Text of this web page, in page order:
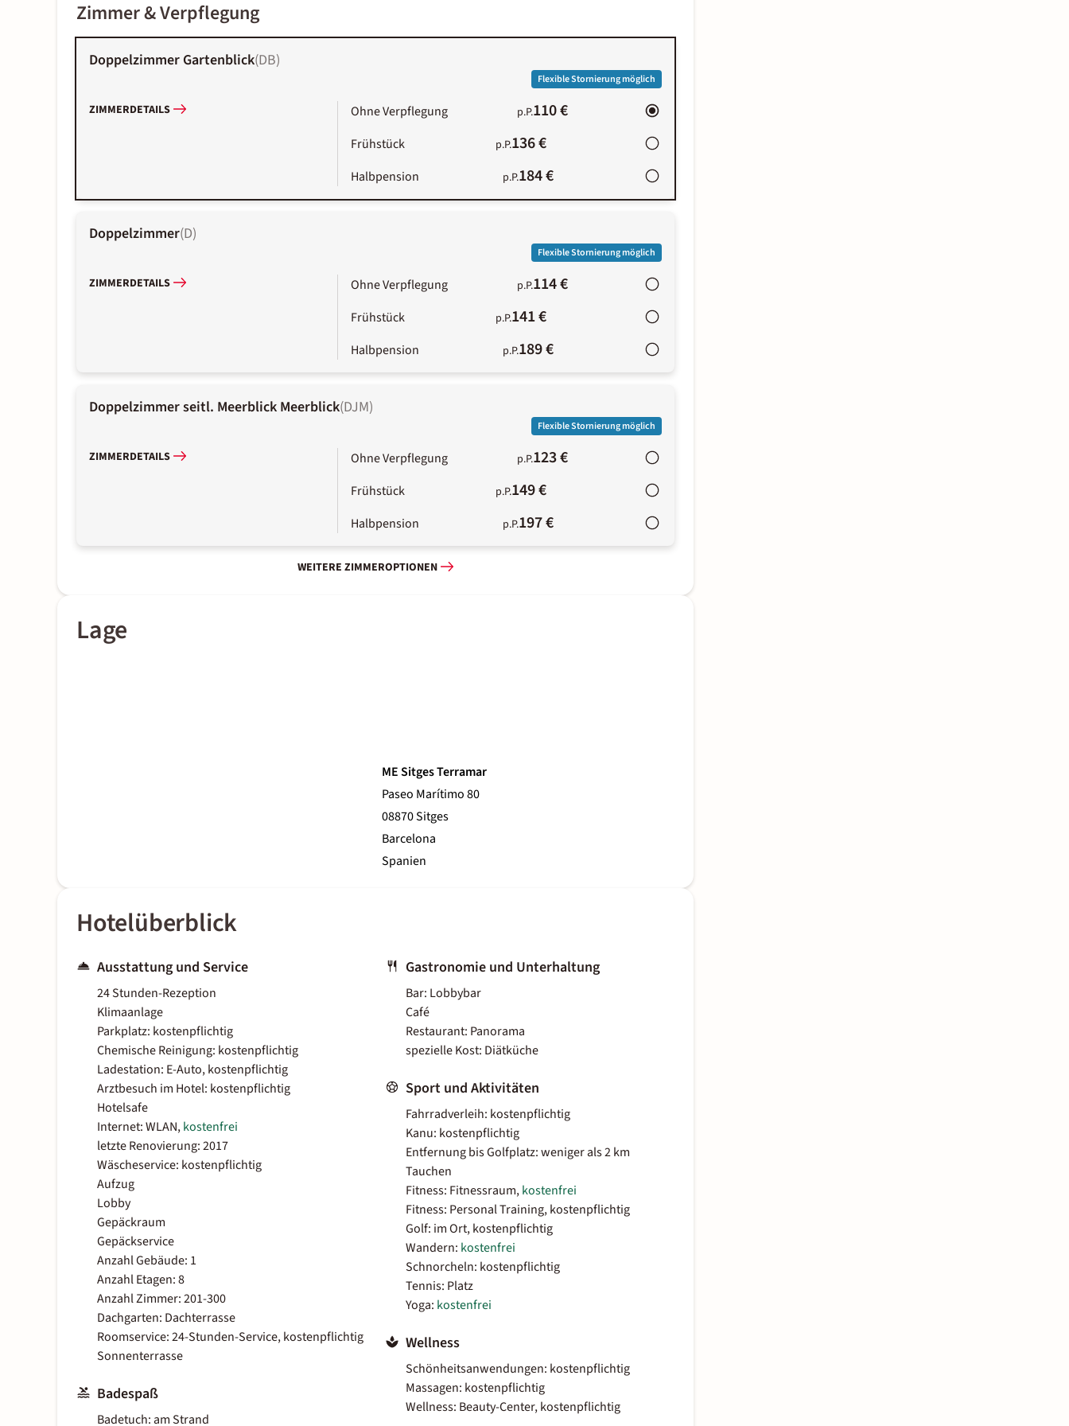
Zimmer & Verpflegung
Doppelzimmer Gartenblick(DB)
Flexible Stornierung möglich
ZIMMERDETAILS Ohne Verpflegung p.P.110 €
Frühstück p.P.136 €
Halbpension p.P.184 €
Doppelzimmer(D)
Flexible Stornierung möglich
ZIMMERDETAILS Ohne Verpflegung p.P.114 €
Frühstück p.P.141 €
Halbpension p.P.189 €
Doppelzimmer seitl. Meerblick Meerblick(DJM)
Flexible Stornierung möglich
ZIMMERDETAILS Ohne Verpflegung p.P.123 €
Frühstück p.P.149 €
Halbpension p.P.197 €
WEITERE ZIMMEROPTIONEN
Lage
ME Sitges Terramar
Paseo Marítimo 80
08870 Sitges
Barcelona
Spanien
Hotelüberblick
Ausstattung und Service
24 Stunden-Rezeption
Klimaanlage
Parkplatz: kostenpflichtig
Chemische Reinigung: kostenpflichtig
Ladestation: E-Auto, kostenpflichtig
Arztbesuch im Hotel: kostenpflichtig
Hotelsafe
Internet: WLAN,kostenfrei
letzte Renovierung: 2017
Wäscheservice: kostenpflichtig
Aufzug
Lobby
Gepäckraum
Gepäckservice
Anzahl Gebäude: 1
Anzahl Etagen: 8
Anzahl Zimmer: 201-300
Dachgarten: Dachterrasse
Roomservice: 24-Stunden-Service, kostenpflichtig
Sonnenterrasse
Badespaß
Badetuch: am Strand
Gastronomie und Unterhaltung
Bar: Lobbybar
Café
Restaurant: Panorama
spezielle Kost: Diätküche
Sport und Aktivitäten
Fahrradverleih: kostenpflichtig
Kanu: kostenpflichtig
Entfernung bis Golfplatz: weniger als 2 km
Tauchen
Fitness: Fitnessraum,kostenfrei
Fitness: Personal Training, kostenpflichtig
Golf: im Ort, kostenpflichtig
Wandern: kostenfrei
Schnorcheln: kostenpflichtig
Tennis: Platz
Yoga: kostenfrei
Wellness
Schönheitsanwendungen: kostenpflichtig
Massagen: kostenpflichtig
Wellness: Beauty-Center, kostenpflichtig